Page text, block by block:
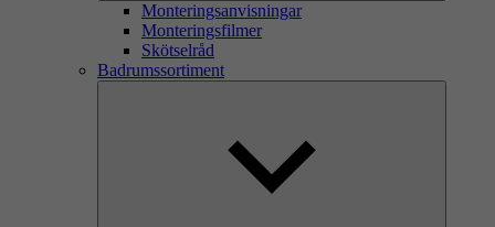
Monteringsanvisningar
Monteringsfilmer
Skötselråd
Badrumssortiment